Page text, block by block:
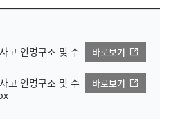
고 인명구조 및 수
바로보기
고 인명구조 및 수
바로보기